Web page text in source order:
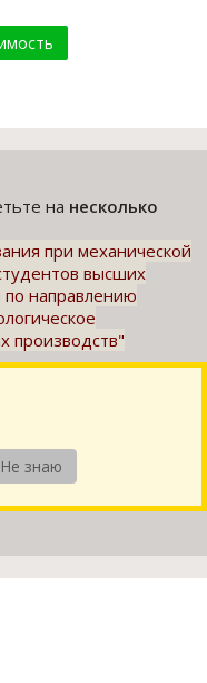
на несколько
при механической
высших
направлению
производств"
Не знаю